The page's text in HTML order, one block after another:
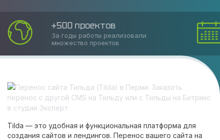
Соблюдаем сроки
Накопленный опыт позволяет оказать
услугу в срок
Tilda — это удобная и функциональная платформа для
создания сайтов и лендингов. Перенос вашего сайта на